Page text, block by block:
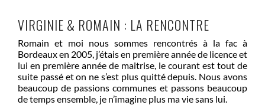
VIRGINIE & ROMAIN : LA RENCONTRE
Romain et moi nous sommes rencontrés à la fac à
Bordeaux en 2005, j’étais en première année de licence et
lui en première année de maitrise, le courant est tout de
suite passé et on ne s’est plus quitté depuis. Nous avons
beaucoup de passions communes et passons beaucoup
de temps ensemble, je n’imagine plus ma vie sans lui.